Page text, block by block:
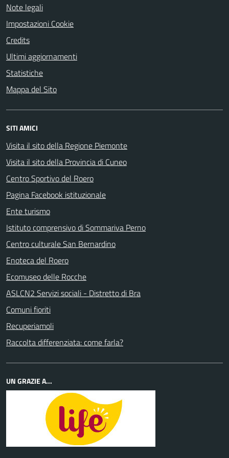
Note legali
Impostazioni Cookie
Credits
Ultimi aggiornamenti
Statistiche
Mappa del Sito
SITI AMICI
Visita il sito della Regione Piemonte
Visita il sito della Provincia di Cuneo
Centro Sportivo del Roero
Pagina Facebook istituzionale
Ente turismo
Istituto comprensivo di Sommariva Perno
Centro culturale San Bernardino
Enoteca del Roero
Ecomuseo delle Rocche
ASLCN2 Servizi sociali - Distretto di Bra
Comuni fioriti
Recuperiamoli
Raccolta differenziata: come farla?
UN GRAZIE A...